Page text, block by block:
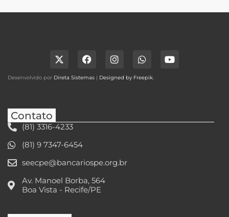
Desenvolvido por Direta Sistemas | Designed by Freepik.
Contato
(81) 3316-4233
(81) 9 7347-6454
seecpe@bancariospe.org.br
Av. Manoel Borba, 564
Boa Vista - Recife/PE